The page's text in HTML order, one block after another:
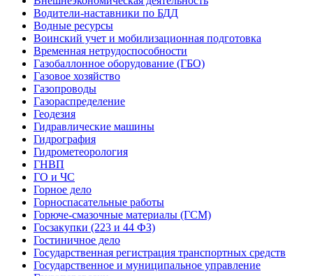
Водители-наставники по БДД
Водные ресурсы
Воинский учет и мобилизационная подготовка
Временная нетрудоспособности
Газобаллонное оборудование (ГБО)
Газовое хозяйство
Газопроводы
Газораспределение
Геодезия
Гидравлические машины
Гидрография
Гидрометеорология
ГНВП
ГО и ЧС
Горное дело
Горноспасательные работы
Горюче-смазочные материалы (ГСМ)
Госзакупки (223 и 44 ФЗ)
Гостиничное дело
Государственная регистрация транспортных средств
Государственное и муниципальное управление